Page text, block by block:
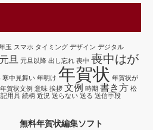
玉 スマホ タイミング デザイン デジタル
元旦 元旦以降 出し忘れ 喪中 喪中はが
寒中見舞い 年明け 年賀状 年賀状が
年賀状文例 意味 挨拶 文例 時期 書き方 松
用具 続柄 近況 送らない 送る 送信手段
無料年賀状編集ソフト